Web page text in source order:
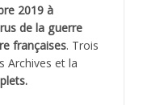
2019 à
de la guerre
françaises. Trois
Archives et la
.